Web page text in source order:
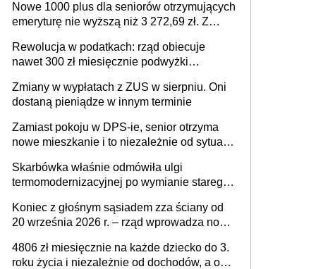
nad zmianami w systemie finansowania
Nowe 1000 plus dla seniorów otrzymujących
emeryturę nie wyższą niż 3 272,69 zł. Z
spóźnialscy świadczenia nie otrzymają
Rewolucja w podatkach: rząd obiecuje
nawet 300 zł miesięcznie podwyżki
Zmiany w wypłatach z ZUS w sierpniu. Oni
dostaną pieniądze w innym terminie
Zamiast pokoju w DPS-ie, senior otrzyma
nowe mieszkanie i to niezależnie od sytuacji
wsparcia dla osób po 60 roku życia
Skarbówka właśnie odmówiła ulgi
termomodernizacyjnej po wymianie starego
Koniec z głośnym sąsiadem zza ściany od
20 września 2026 r. – rząd wprowadza nowe
mieszkańców
4806 zł miesięcznie na każde dziecko do 3.
roku życia i niezależnie od dochodów, a od